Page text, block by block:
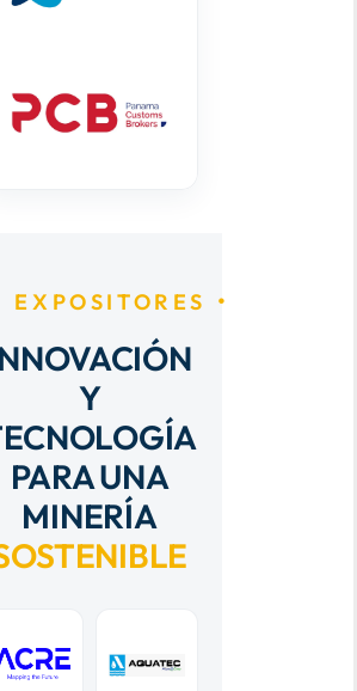
EXPOSITORES
Y
PARA UNA
MINERÍA